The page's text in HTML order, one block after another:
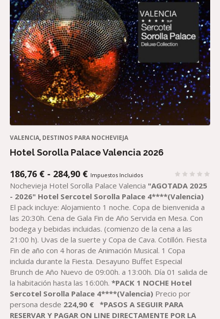
VALENCIA, DESTINOS PARA NOCHEVIEJA
Hotel Sorolla Palace Valencia 2026
186,76 € - 284,90 €RANGO
DE
PRECIOS:
DESDE
186,76 €
HASTA
284,90 €
Impuestos Incluidos
Nochevieja Hotel Sorolla Palace Valencia "AGOTADA 2025
- 2026" Hotel Sercotel Sorolla Palace 4****(Valencia)
El pack incluye: Alojamiento 1 noche. Copa de bienvenida a
las 20:30h. Cena de Gala Fin de Año Servida en Mesa. Con
bodega y bebidas incluidas. (comienzo de la cena a las
21:00 h). Uvas de la suerte y Copa de Cava. Cotillón. Fiesta
Fin de año con 4 horas de Animación Musical. 1 Copa
incluida durante la Fiesta. Desayuno Buffet Especial
Brunch de Año Nuevo de 09:00h. a 13:00h. Día 01 salida de
la habitación hasta las 16:00h.*PACK 1 NOCHE Hotel
Sercotel Sorolla Palace 4****(Valencia) Precio por
persona desde 224,90 €
*PASOS A SEGUIR PARA
RESERVAR Y PAGAR ON LINE DIRECTAMENTE POR LA